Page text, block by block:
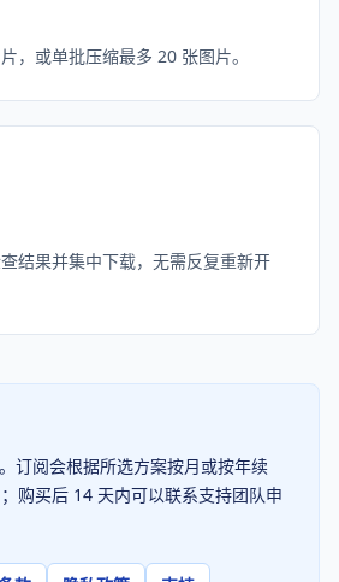
，或单批压缩最多 20 张图片。
结果并集中下载，无需反复重新开
订阅会根据所选方案按月或按年续
购买后 14 天内可以联系支持团队申